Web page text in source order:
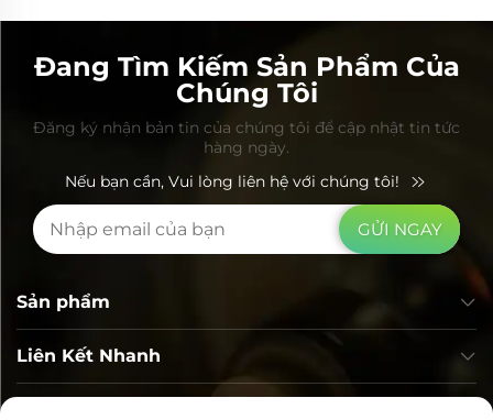
Đang Tìm Kiếm Sản Phẩm Của
Chúng Tôi
Đăng ký nhận bản tin của chúng tôi để cập nhật tin tức
hàng ngày.
Nếu bạn cần, Vui lòng liên hệ với chúng tôi!
GỬI NGAY
Liên Kết Nhanh
Sản phẩm